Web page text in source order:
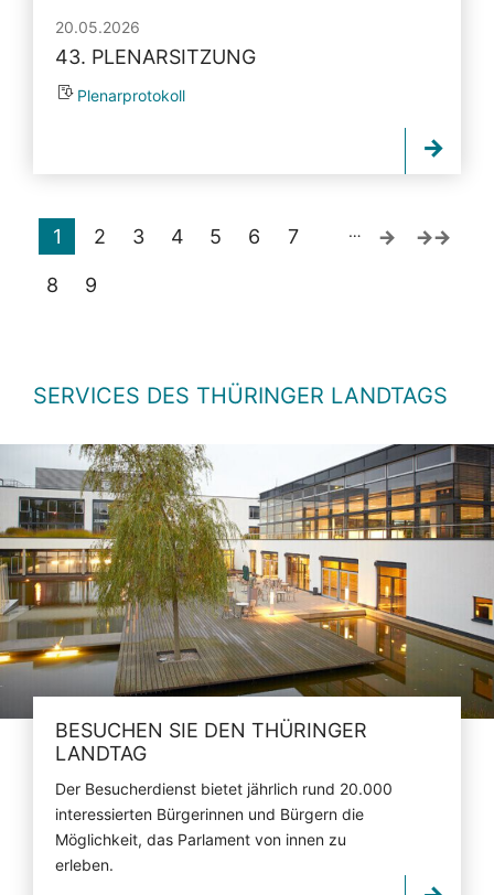
20.05.2026
43. PLENARSITZUNG
Plenarprotokoll
1 2 3 4 5 6 7
8 9
…
SERVICES DES THÜRINGER LANDTAGS
BESUCHEN SIE DEN THÜRINGER
LANDTAG
Der Besucherdienst bietet jährlich rund 20.000
interessierten Bürgerinnen und Bürgern die
Möglichkeit, das Parlament von innen zu
erleben.